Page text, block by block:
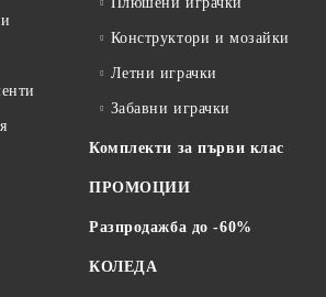
Конструктори и мозайки
Летни играчки
Забавни играчки
Комплекти за първи клас
ПРОМОЦИИ
Разпродажба до -60%
КОЛЕДА